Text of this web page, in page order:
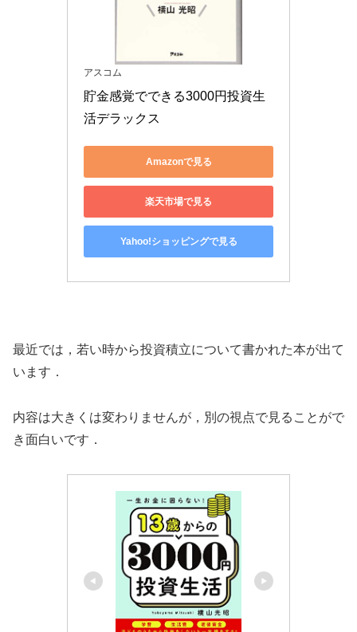
アスコム
貯金感覚でできる3000円投資生
活デラックス
Amazonで見る
楽天市場で見る
Yahoo!ショッピングで見る
最近では，若い時から投資積立について書かれた本が出て
います．
内容は大きくは変わりませんが，別の視点で見ることがで
き面白いです．